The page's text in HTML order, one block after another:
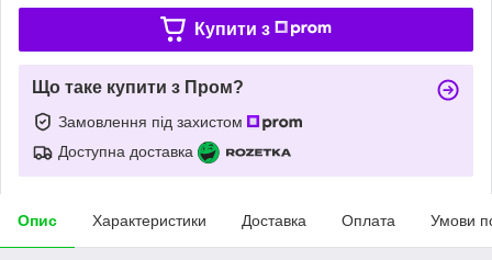
Купити з
Що таке купити з Пром?
Замовлення під захистом
Доступна доставка
Опис Характеристики Доставка Оплата Умови